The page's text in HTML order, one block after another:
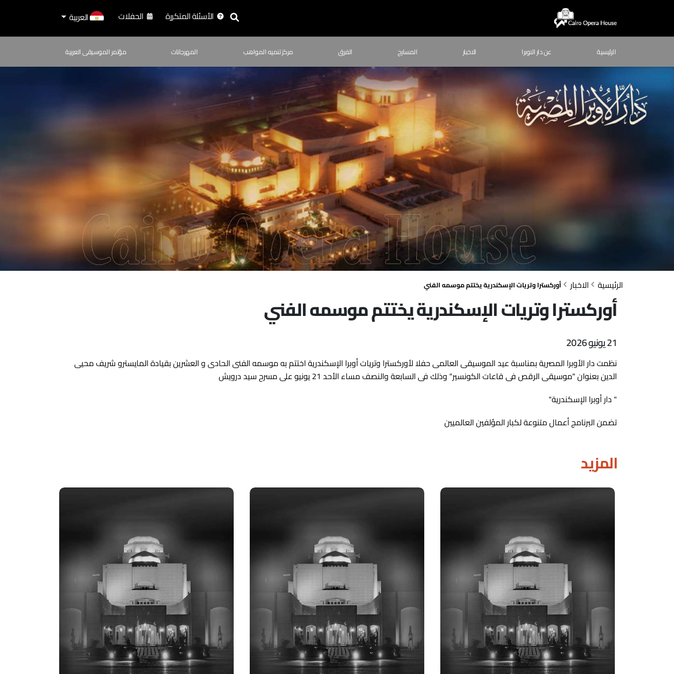
الأسئلة المتكررة الحفلات العربية
الرئيسية عن دار الاوبرا الاخبار المسارح الفرق مركز تنميه المواهب المهرجانات مؤتمر الموسيقى العربية
الرئيسية الاخبار أوركسترا وتريات الإسكندرية يختتم موسمه الفني
أوركسترا وتريات الإسكندرية يختتم موسمه الفني
21 يونيو 2026
نظمت دار الأوبرا المصرية بمناسبة عيد الموسيقى العالمى حفلا لأوركسترا وتريات أوبرا الإسكندرية اختتم به موسمه الفنى الحادى و العشرين بقيادة المايسترو شريف محيى
الدين بعنوان "موسيقى الرقص فى قاعات الكونسير" وذلك فى السابعة والنصف مساء الأحد 21 يونيو على مسرح سيد درويش
" دار أوبرا الإسكندرية"
تضمن البرنامج أعمال متنوعة لكبار المؤلفين العالميين
المزيد